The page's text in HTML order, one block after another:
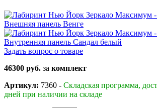
Задать вопрос о товаре
46300 руб. за комплект
Артикул: 7360 - Складская программа,
дней при наличии на складе